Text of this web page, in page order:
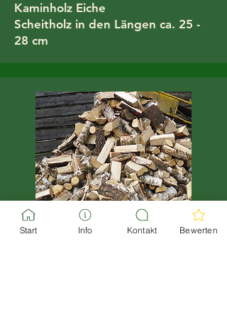
Kaminholz Eiche
Scheitholz in den Längen ca. 25 -
28 cm
Start Info Kontakt Bewerten